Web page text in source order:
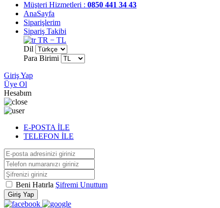
Müşteri Hizmetleri : 0850 441 34 43
AnaSayfa
Siparişlerim
Sipariş Takibi
TR − TL
Dil
Para Birimi
Giriş Yap
Üye Ol
Hesabım
E-POSTA İLE
TELEFON İLE
Beni Hatırla Şifremi Unuttum
Giriş Yap